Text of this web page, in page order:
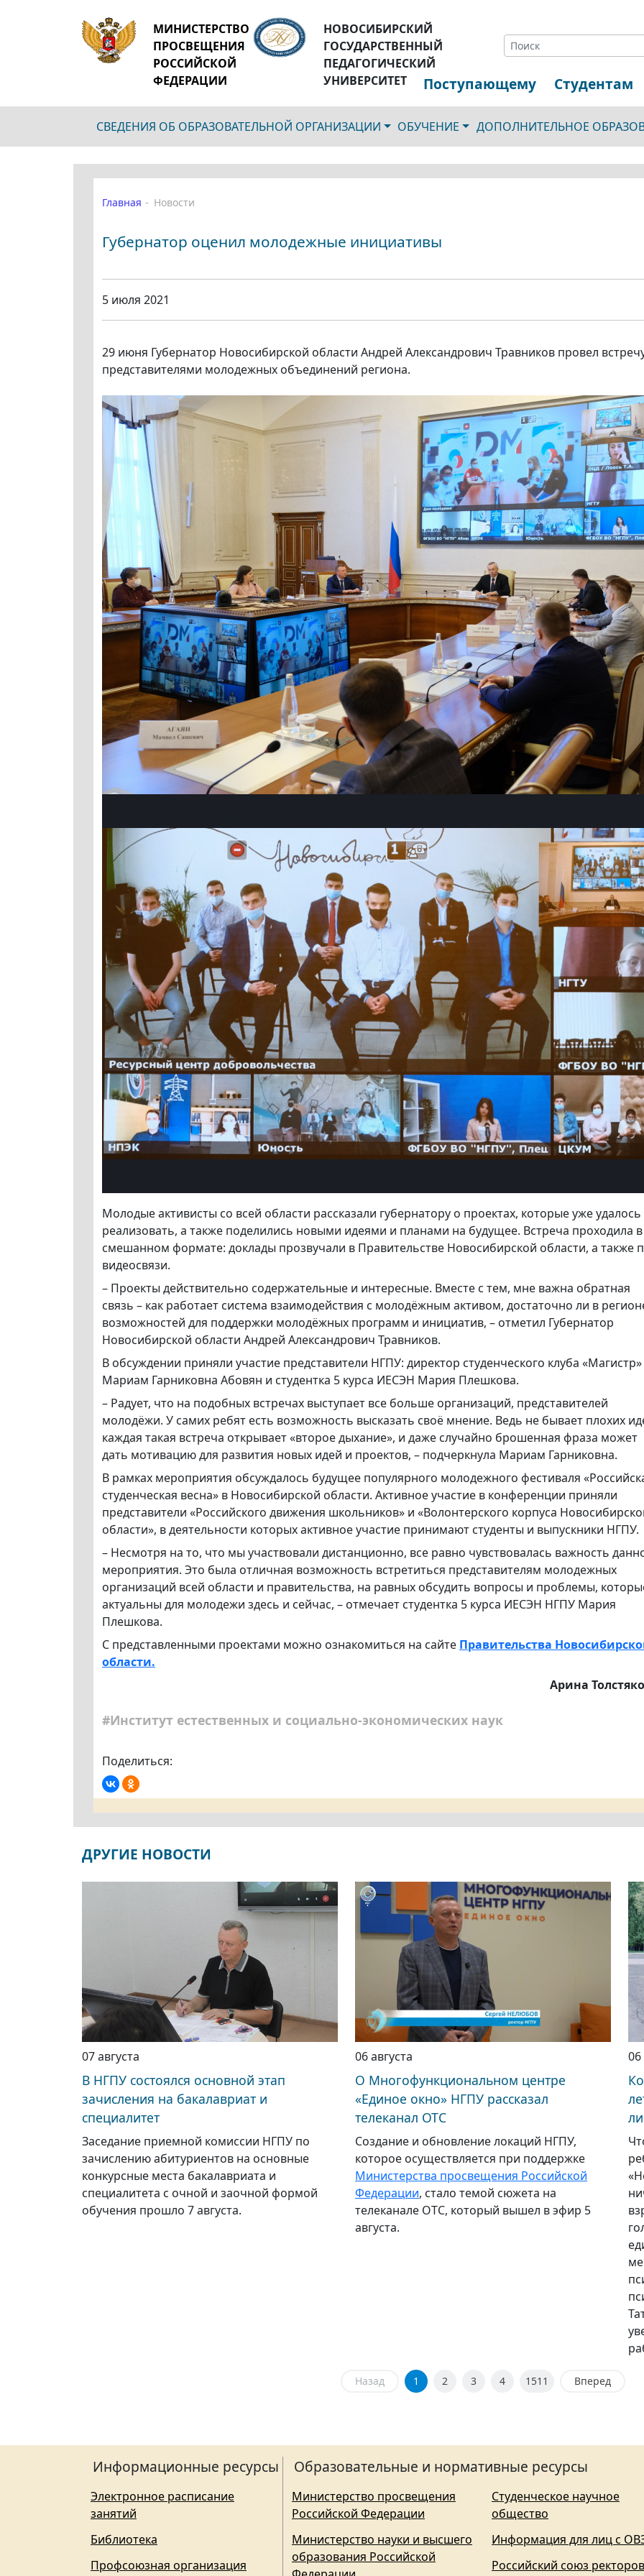
МИНИСТЕРСТВО
ПРОСВЕЩЕНИЯ
РОССИЙСКОЙ
ФЕДЕРАЦИИ
НОВОСИБИРСКИЙ
ГОСУДАРСТВЕННЫЙ
ПЕДАГОГИЧЕСКИЙ
УНИВЕРСИТЕТ
Поступающему Студентам
СВЕДЕНИЯ ОБ ОБРАЗОВАТЕЛЬНОЙ ОРГАНИЗАЦИИ ОБУЧЕНИЕ ДОПОЛНИТЕЛЬНОЕ
Главная Новости
Губернатор оценил молодежные инициативы
5 июля 2021
29 июня Губернатор Новосибирской области Андрей Александрович Травников провел
представителями молодежных объединений региона.
Молодые активисты со всей области рассказали губернатору о проектах, которые уже удалось
реализовать, а также поделились новыми идеями и планами на будущее. Встреча проходила в
смешанном формате: доклады прозвучали в Правительстве Новосибирской области, а также
видеосвязи.
– Проекты действительно содержательные и интересные. Вместе с тем, мне важна обратная
связь – как работает система взаимодействия с молодёжным активом, достаточно ли в
возможностей для поддержки молодёжных программ и инициатив, – отметил Губернатор
Новосибирской области Андрей Александрович Травников.
В обсуждении приняли участие представители НГПУ: директор студенческого клуба «Магистр»
Мариам Гарниковна Абовян и студентка 5 курса ИЕСЭН Мария Плешкова.
– Радует, что на подобных встречах выступает все больше организаций, представителей
молодёжи. У самих ребят есть возможность высказать своё мнение. Ведь не бывает плохих
каждая такая встреча открывает «второе дыхание», и даже случайно брошенная фраза может
дать мотивацию для развития новых идей и проектов, – подчеркнула Мариам Гарниковна.
В рамках мероприятия обсуждалось будущее популярного молодежного фестиваля
студенческая весна» в Новосибирской области. Активное участие в конференции приняли
представители «Российского движения школьников» и «Волонтерского корпуса
области», в деятельности которых активное участие принимают студенты и выпускники НГПУ.
– Несмотря на то, что мы участвовали дистанционно, все равно чувствовалась важность
мероприятия. Это была отличная возможность встретиться представителям молодежных
организаций всей области и правительства, на равных обсудить вопросы и проблемы,
актуальны для молодежи здесь и сейчас, – отмечает студентка 5 курса ИЕСЭН НГПУ Мария
Плешкова.
С представленными проектами можно ознакомиться на сайте Правительства
области.
Арина
#Институт естественных и социально-экономических наук
Поделиться:
ДРУГИЕ НОВОСТИ
07 августа
В НГПУ состоялся основной этап
зачисления на бакалавриат и
специалитет
Заседание приемной комиссии НГПУ по
зачислению абитуриентов на основные
конкурсные места бакалавриата и
специалитета с очной и заочной формой
обучения прошло 7 августа.
06 августа
О Многофункциональном центре
«Единое окно» НГПУ рассказал
телеканал ОТС
Создание и обновление локаций НГПУ,
которое осуществляется при поддержке
Министерства просвещения Российской
Федерации, стало темой сюжета на
телеканале ОТС, который вышел в эфир 5
августа.
06
Назад 1 2 3 4 1511 Вперед
Информационные ресурсы
Электронное расписание
занятий
Библиотека
Профсоюзная организация
Образовательные и нормативные ресурсы
Министерство просвещения
Российской Федерации
Министерство науки и высшего
образования Российской
Студенческое научное
общество
Информация для лиц с
Российский союз ректоров